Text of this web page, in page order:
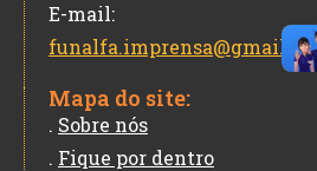
E-mail:
Mapa do site:
. Sobre nós
. Fique por dentro